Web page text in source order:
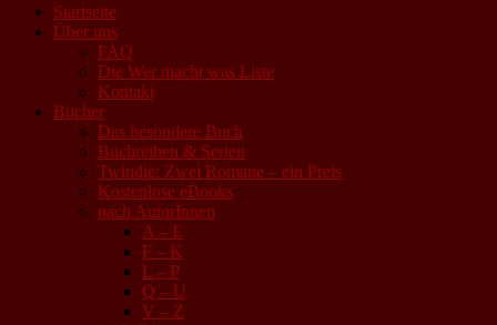
Startseite
Über uns
FAQ
Die Wer macht was Liste
Kontakt
Bücher
Das besondere Buch
Buchreihen & Serien
Twindie: Zwei Romane – ein Preis
Kostenlose eBooks
nach AutorInnen
A – E
F – K
L – P
Q – U
V – Z